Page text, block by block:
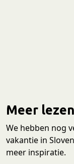
Meer lezen
We hebben nog
vakantie in
meer inspiratie.